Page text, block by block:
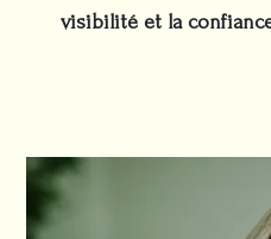
visibilité et la